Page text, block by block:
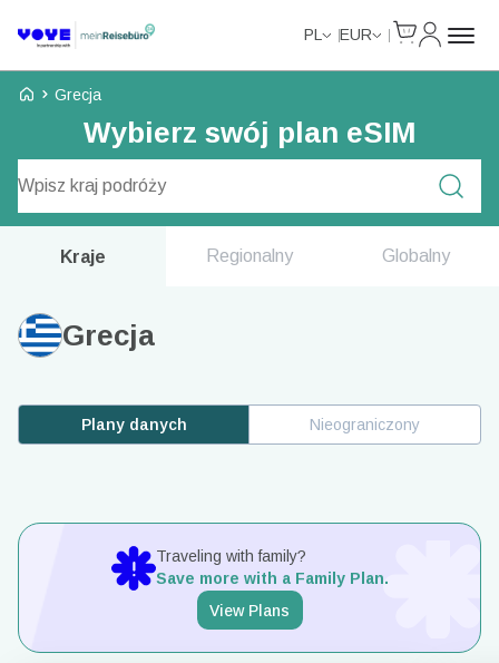
PL EUR
Strona główna Voye
Grecja
Wybierz swój plan eSIM
Kraje Regionalny Globalny
Grecja
Plany danych Nieograniczony
Traveling with family?
Save more with a Family Plan.
View Plans